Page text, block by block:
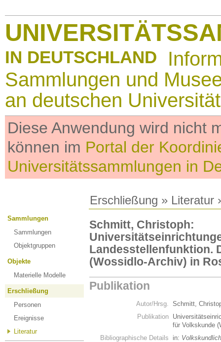
IN DEUTSCHLAND
Sammlungen und
an deutschen
Diese Anwendung wird nicht
können im Portal der
Universitätssammlungen in
Erschließung » Literatur
Sammlungen
Sammlungen
Objektgruppen
Objekte
Materielle Modelle
Erschließung
Personen
Ereignisse
Literatur
Schmitt, Christoph:
Landesstellenfunktion.
(Wossidlo-Archiv) in
Publikation
Autor/Hrsg. Schmitt,
Publikation
für Volkskunde
Bibliographische Details
in: